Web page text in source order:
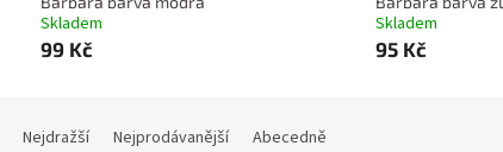
Skladem
99 Kč
Skladem
95 Kč
Nejdražší Nejprodávanější Abecedně